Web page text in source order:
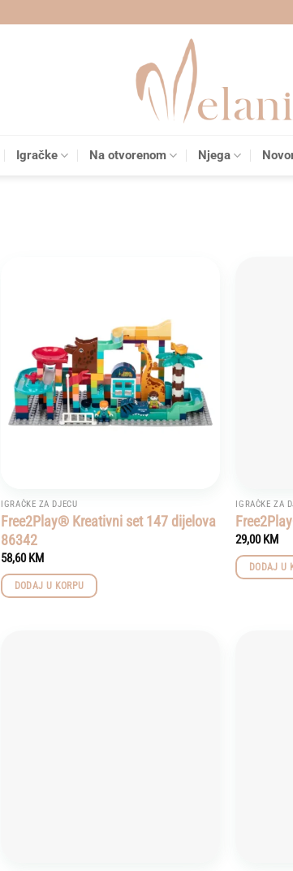
Igračke Na otvorenom Njega
IGRAČKE ZA DJECU
Free2Play® Kreativni set 147 dijelova
86342
58,60KM
DODAJ U KORPU
IGRAČKE ZA
29,00KM
DODAJ U